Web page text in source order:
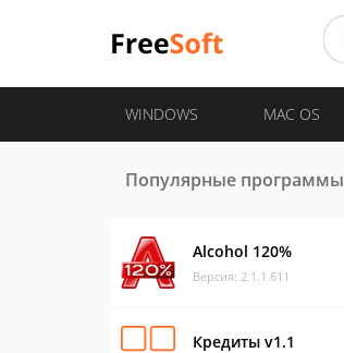
WINDOWS MAC OS
Популярные программы
Alcohol 120%
Версия: 2.1.1.611
Кредиты v1.1